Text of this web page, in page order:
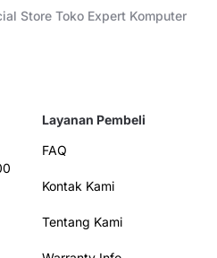
Store Toko Expert Komputer
Layanan Pembeli
FAQ
Kontak Kami
Tentang Kami